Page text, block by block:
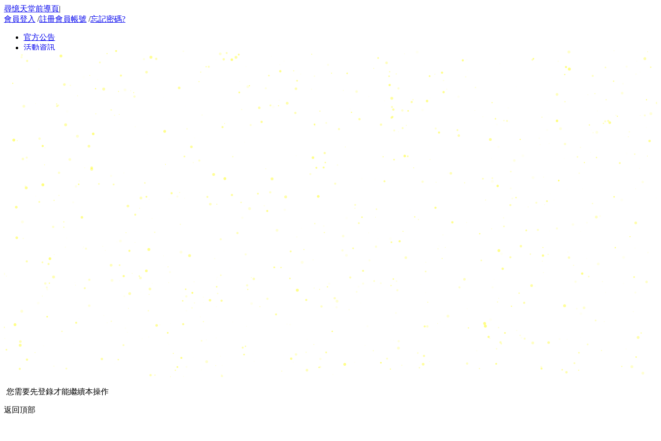
尋憶天堂前導頁|
會員登入 /註冊會員帳號 /忘記密碼?
您需要先登錄才能繼續本操作
返回頂部